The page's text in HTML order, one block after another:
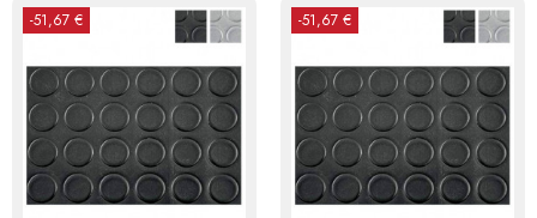
-51,67 € -51,67 €